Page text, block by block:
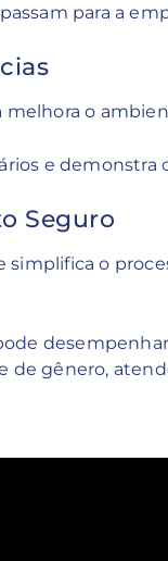
para a
melhora o
e
Seguro
o
de gênero,